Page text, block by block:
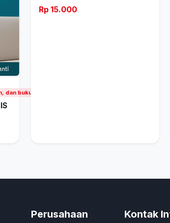
dan buku), Pendidikan tinggi dan universitas
Rp 15.000
Perusahaan Kontak